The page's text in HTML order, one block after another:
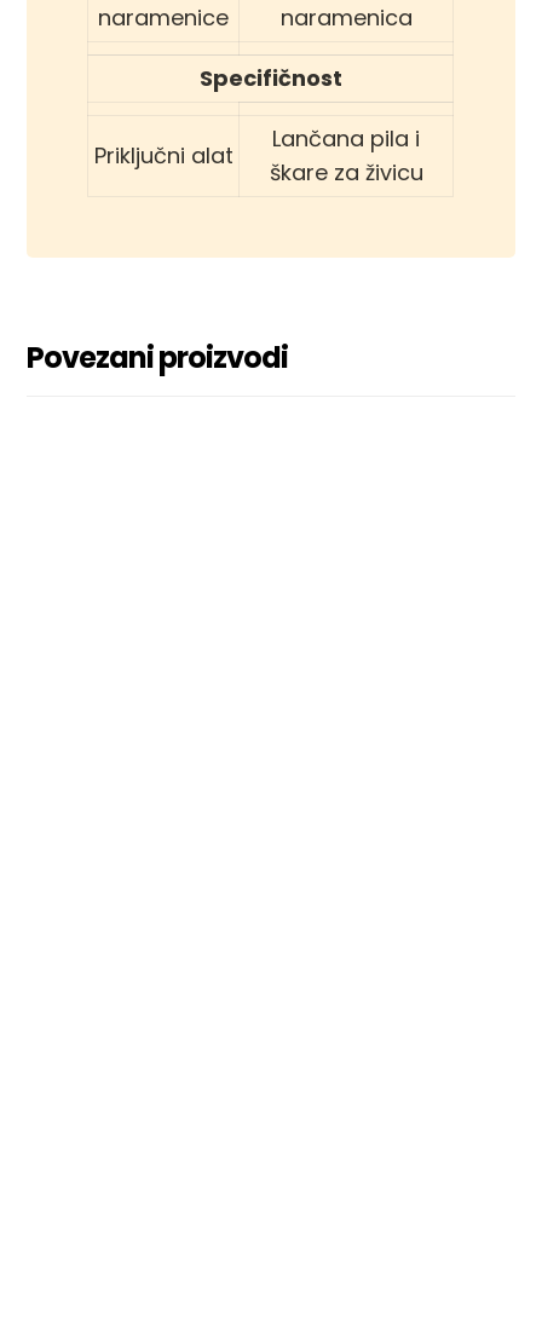
naramenice
naramenica
Specifičnost
Priključni alat
Lančana pila i
škare za živicu
Povezani proizvodi